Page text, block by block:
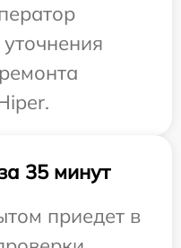
35 минут
приедет в